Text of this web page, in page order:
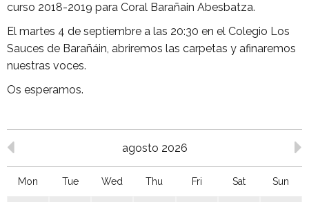
curso 2018-2019 para Coral Barañain Abesbatza.
El martes 4 de septiembre a las 20:30 en el Colegio Los
Sauces de Barañáin, abriremos las carpetas y afinaremos
nuestras voces.
Os esperamos.
agosto 2026
Mon Tue Wed Thu Fri Sat Sun